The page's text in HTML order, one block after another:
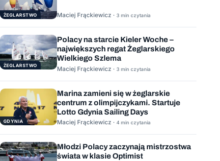
ŻEGLARSTWO Maciej Frąckiewicz · 3 min czytania
ŻEGLARSTWO
Polacy na starcie Kieler Woche –
największych regat Żeglarskiego
Wielkiego Szlema
Maciej Frąckiewicz · 3 min czytania
GDYNIA
Marina zamieni się w żeglarskie
centrum z olimpijczykami. Startuje
Lotto Gdynia Sailing Days
Maciej Frąckiewicz · 4 min czytania
Młodzi Polacy zaczynają mistrzostwa
świata w klasie Optimist